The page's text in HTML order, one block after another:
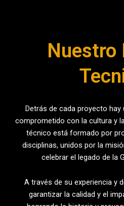
Nuestro
Detrás de cada proyecto hay
comprometido con la cultura y
técnico está formado por
disciplinas, unidos por la
celebrar el legado de la
A través de su experiencia y
garantizar la calidad y el